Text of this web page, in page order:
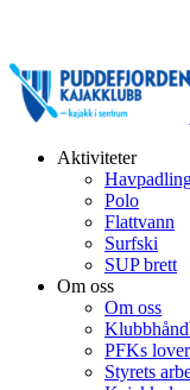
Aktiviteter
Polo
Flattvann
Surfski
SUP brett
Om oss
Om oss
PFKs lover
Styrets